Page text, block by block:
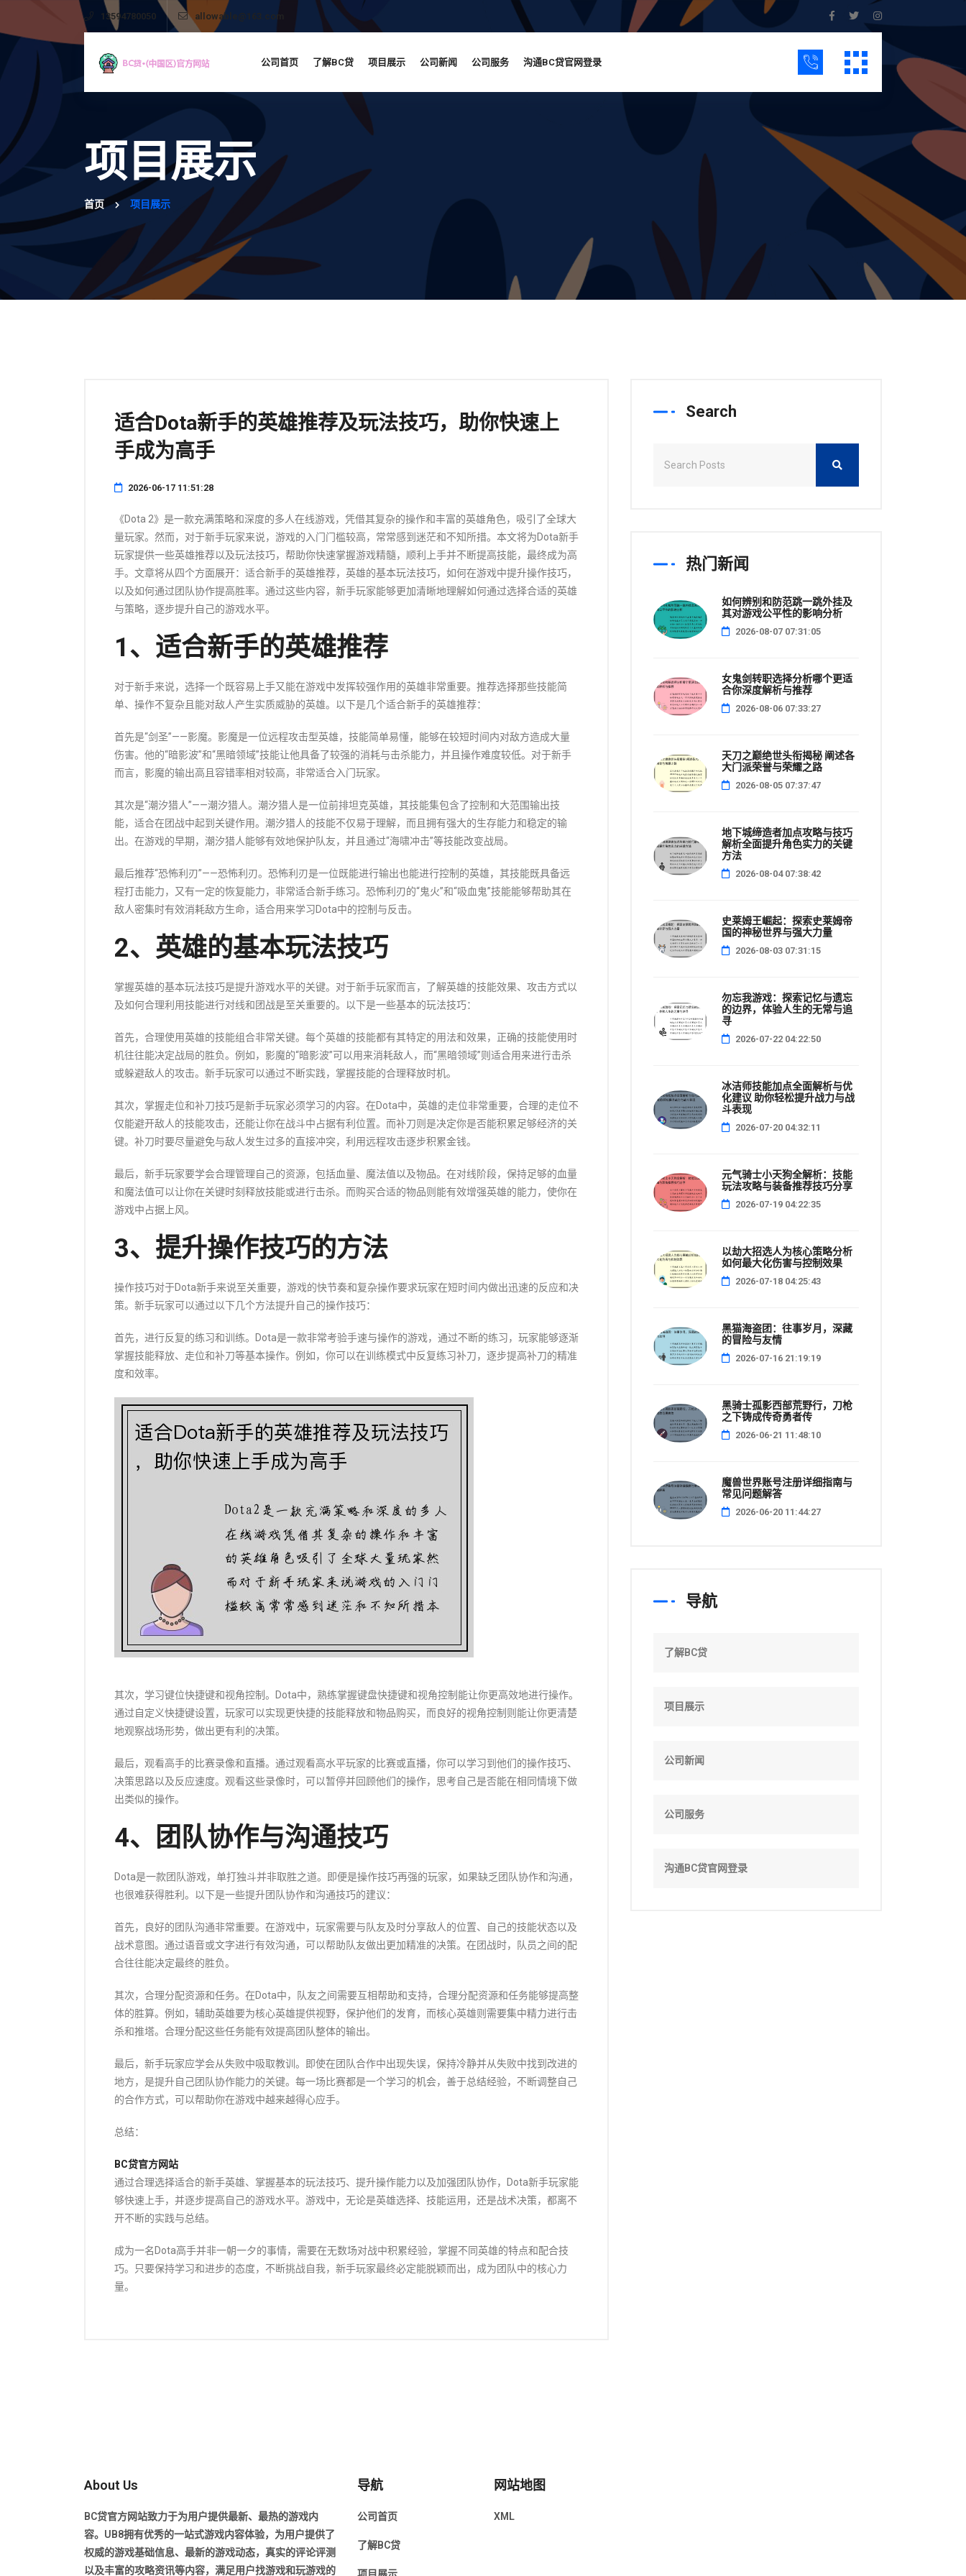
13594780050 allowable@163.com
公司首页 了解BC贷 项目展示 公司新闻 公司服务 沟通BC贷官网登录
项目展示
首页 项目展示
适合Dota新手的英雄推荐及玩法技巧，助你快速上
手成为高手
2026-06-17 11:51:28
《Dota 2》是一款充满策略和深度的多人在线游戏，凭借其复杂的操作和丰富的英雄角色，吸引了全球大
量玩家。然而，对于新手玩家来说，游戏的入门门槛较高，常常感到迷茫和不知所措。本文将为Dota新手
玩家提供一些英雄推荐以及玩法技巧，帮助你快速掌握游戏精髓，顺利上手并不断提高技能，最终成为高
手。文章将从四个方面展开：适合新手的英雄推荐，英雄的基本玩法技巧，如何在游戏中提升操作技巧，
以及如何通过团队协作提高胜率。通过这些内容，新手玩家能够更加清晰地理解如何通过选择合适的英雄
与策略，逐步提升自己的游戏水平。
1、适合新手的英雄推荐
对于新手来说，选择一个既容易上手又能在游戏中发挥较强作用的英雄非常重要。推荐选择那些技能简
单、操作不复杂且能对敌人产生实质威胁的英雄。以下是几个适合新手的英雄推荐：
首先是“剑圣”——影魔。影魔是一位远程攻击型英雄，技能简单易懂，能够在较短时间内对敌方造成大量
伤害。他的“暗影波”和“黑暗领域”技能让他具备了较强的消耗与击杀能力，并且操作难度较低。对于新手
而言，影魔的输出高且容错率相对较高，非常适合入门玩家。
其次是“潮汐猎人”——潮汐猎人。潮汐猎人是一位前排坦克英雄，其技能集包含了控制和大范围输出技
能，适合在团战中起到关键作用。潮汐猎人的技能不仅易于理解，而且拥有强大的生存能力和稳定的输
出。在游戏的早期，潮汐猎人能够有效地保护队友，并且通过“海啸冲击”等技能改变战局。
最后推荐“恐怖利刃”——恐怖利刃。恐怖利刃是一位既能进行输出也能进行控制的英雄，其技能既具备远
程打击能力，又有一定的恢复能力，非常适合新手练习。恐怖利刃的“鬼火”和“吸血鬼”技能能够帮助其在
敌人密集时有效消耗敌方生命，适合用来学习Dota中的控制与反击。
2、英雄的基本玩法技巧
掌握英雄的基本玩法技巧是提升游戏水平的关键。对于新手玩家而言，了解英雄的技能效果、攻击方式以
及如何合理利用技能进行对线和团战是至关重要的。以下是一些基本的玩法技巧：
首先，合理使用英雄的技能组合非常关键。每个英雄的技能都有其特定的用法和效果，正确的技能使用时
机往往能决定战局的胜负。例如，影魔的“暗影波”可以用来消耗敌人，而“黑暗领域”则适合用来进行击杀
或躲避敌人的攻击。新手玩家可以通过不断实践，掌握技能的合理释放时机。
其次，掌握走位和补刀技巧是新手玩家必须学习的内容。在Dota中，英雄的走位非常重要，合理的走位不
仅能避开敌人的技能攻击，还能让你在战斗中占据有利位置。而补刀则是决定你是否能积累足够经济的关
键。补刀时要尽量避免与敌人发生过多的直接冲突，利用远程攻击逐步积累金钱。
最后，新手玩家要学会合理管理自己的资源，包括血量、魔法值以及物品。在对线阶段，保持足够的血量
和魔法值可以让你在关键时刻释放技能或进行击杀。而购买合适的物品则能有效增强英雄的能力，使你在
游戏中占据上风。
3、提升操作技巧的方法
操作技巧对于Dota新手来说至关重要，游戏的快节奏和复杂操作要求玩家在短时间内做出迅速的反应和决
策。新手玩家可以通过以下几个方法提升自己的操作技巧：
首先，进行反复的练习和训练。Dota是一款非常考验手速与操作的游戏，通过不断的练习，玩家能够逐渐
掌握技能释放、走位和补刀等基本操作。例如，你可以在训练模式中反复练习补刀，逐步提高补刀的精准
度和效率。
其次，学习键位快捷键和视角控制。Dota中，熟练掌握键盘快捷键和视角控制能让你更高效地进行操作。
通过自定义快捷键设置，玩家可以实现更快捷的技能释放和物品购买，而良好的视角控制则能让你更清楚
地观察战场形势，做出更有利的决策。
最后，观看高手的比赛录像和直播。通过观看高水平玩家的比赛或直播，你可以学习到他们的操作技巧、
决策思路以及反应速度。观看这些录像时，可以暂停并回顾他们的操作，思考自己是否能在相同情境下做
出类似的操作。
4、团队协作与沟通技巧
Dota是一款团队游戏，单打独斗并非取胜之道。即便是操作技巧再强的玩家，如果缺乏团队协作和沟通，
也很难获得胜利。以下是一些提升团队协作和沟通技巧的建议：
首先，良好的团队沟通非常重要。在游戏中，玩家需要与队友及时分享敌人的位置、自己的技能状态以及
战术意图。通过语音或文字进行有效沟通，可以帮助队友做出更加精准的决策。在团战时，队员之间的配
合往往能决定最终的胜负。
其次，合理分配资源和任务。在Dota中，队友之间需要互相帮助和支持，合理分配资源和任务能够提高整
体的胜算。例如，辅助英雄要为核心英雄提供视野，保护他们的发育，而核心英雄则需要集中精力进行击
杀和推塔。合理分配这些任务能有效提高团队整体的输出。
最后，新手玩家应学会从失败中吸取教训。即使在团队合作中出现失误，保持冷静并从失败中找到改进的
地方，是提升自己团队协作能力的关键。每一场比赛都是一个学习的机会，善于总结经验，不断调整自己
的合作方式，可以帮助你在游戏中越来越得心应手。
总结：
BC贷官方网站
通过合理选择适合的新手英雄、掌握基本的玩法技巧、提升操作能力以及加强团队协作，Dota新手玩家能
够快速上手，并逐步提高自己的游戏水平。游戏中，无论是英雄选择、技能运用，还是战术决策，都离不
开不断的实践与总结。
成为一名Dota高手并非一朝一夕的事情，需要在无数场对战中积累经验，掌握不同英雄的特点和配合技
巧。只要保持学习和进步的态度，不断挑战自我，新手玩家最终必定能脱颖而出，成为团队中的核心力
量。
Search
热门新闻
如何辨别和防范跳一跳外挂及
其对游戏公平性的影响分析
2026-08-07 07:31:05
女鬼剑转职选择分析哪个更适
合你深度解析与推荐
2026-08-06 07:33:27
天刀之巅绝世头衔揭秘 阐述各
大门派荣誉与荣耀之路
2026-08-05 07:37:47
地下城缔造者加点攻略与技巧
解析全面提升角色实力的关键
方法
2026-08-04 07:38:42
史莱姆王崛起：探索史莱姆帝
国的神秘世界与强大力量
2026-08-03 07:31:15
勿忘我游戏：探索记忆与遗忘
的边界，体验人生的无常与追
寻
2026-07-22 04:22:50
冰洁师技能加点全面解析与优
化建议 助你轻松提升战力与战
斗表现
2026-07-20 04:32:11
元气骑士小天狗全解析：技能
玩法攻略与装备推荐技巧分享
2026-07-19 04:22:35
以劫大招选人为核心策略分析
如何最大化伤害与控制效果
2026-07-18 04:25:43
黑猫海盗团：往事岁月，深藏
的冒险与友情
2026-07-16 21:19:19
黑骑士孤影西部荒野行，刀枪
之下铸成传奇勇者传
2026-06-21 11:48:10
魔兽世界账号注册详细指南与
常见问题解答
2026-06-20 11:44:27
导航
了解BC贷
项目展示
公司新闻
公司服务
沟通BC贷官网登录
About Us
BC贷官方网站致力于为用户提供最新、最热的游戏内
容。UB8拥有优秀的一站式游戏内容体验，为用户提供了
权威的游戏基础信息、最新的游戏动态，真实的评论评测
以及丰富的攻略资讯等内容，满足用户找游戏和玩游戏的
导航
公司首页
了解BC贷
网站地图
XML